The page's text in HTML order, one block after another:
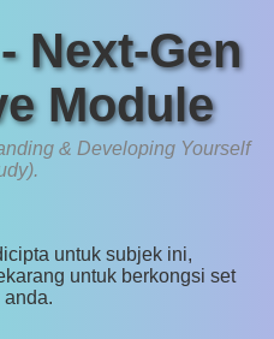
Next-Gen
Module
& Developing Yourself
untuk subjek ini,
untuk berkongsi set
anda.